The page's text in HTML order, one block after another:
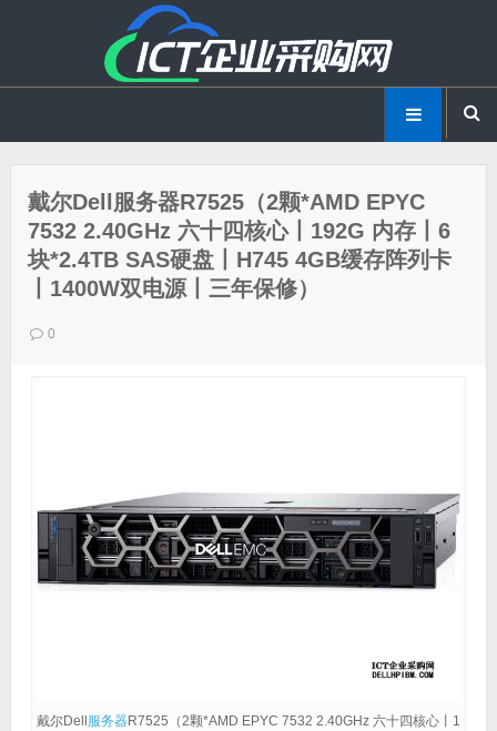
戴尔Dell服务器R7525（2颗*AMD EPYC
7532 2.40GHz 六十四核心丨192G 内存丨6
块*2.4TB SAS硬盘丨H745 4GB缓存阵列卡
丨1400W双电源丨三年保修）
0
戴尔Dell服务器R7525（2颗*AMD EPYC 7532 2.40GHz 六十四核心丨1